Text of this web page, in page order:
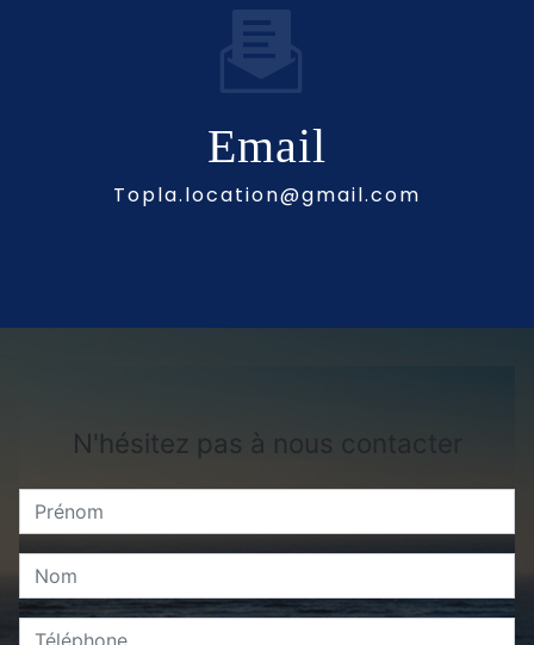
Email
topla.location@gmail.com
N'hésitez pas à nous contacter